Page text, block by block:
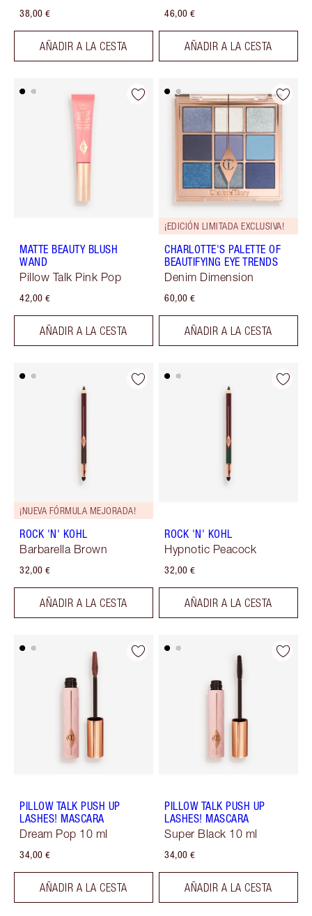
38,00 €
AÑADIR A LA CESTA
46,00 €
AÑADIR A LA CESTA
MATTE BEAUTY BLUSH
WAND
Pillow Talk Pink Pop
42,00 €
AÑADIR A LA CESTA
¡EDICIÓN LIMITADA EXCLUSIVA!
CHARLOTTE'S PALETTE OF
BEAUTIFYING EYE TRENDS
Denim Dimension
60,00 €
AÑADIR A LA CESTA
¡NUEVA FÓRMULA MEJORADA!
ROCK 'N' KOHL
Barbarella Brown
32,00 €
AÑADIR A LA CESTA
ROCK 'N' KOHL
Hypnotic Peacock
32,00 €
AÑADIR A LA CESTA
PILLOW TALK PUSH UP
LASHES! MASCARA
Dream Pop 10 ml
34,00 €
AÑADIR A LA CESTA
PILLOW TALK PUSH UP
LASHES! MASCARA
Super Black 10 ml
34,00 €
AÑADIR A LA CESTA